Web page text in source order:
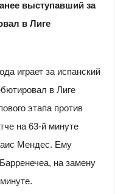
выступавший за
в Лиге
играет за испанский
в Лиге
этапа против
на 63-й минуте
Мендес. Ему
на замену